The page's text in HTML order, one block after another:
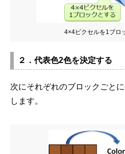
4×4ピクセルを1ブロ
２．代表色2色を決定する
次にそれぞれのブロックごと
します。